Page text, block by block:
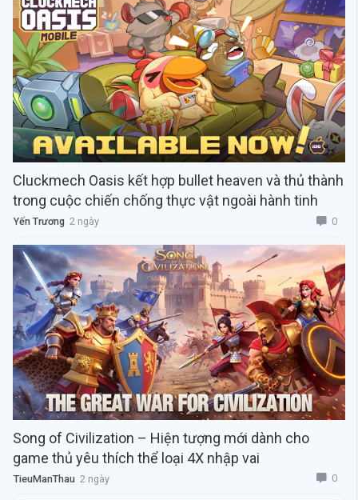
Cluckmech Oasis kết hợp bullet heaven và thủ thành
trong cuộc chiến chống thực vật ngoài hành tinh
Yến Trương 2 ngày 0
Song of Civilization – Hiện tượng mới dành cho
game thủ yêu thích thể loại 4X nhập vai
TieuManThau 2 ngày 0